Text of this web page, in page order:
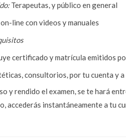
Terapeutas, y público en general
line con videos y manuales
certificado y matrícula emitidos
consultorios, por tu cuenta y
y rendido el examen, se te hará
accederás instantáneamente a tu